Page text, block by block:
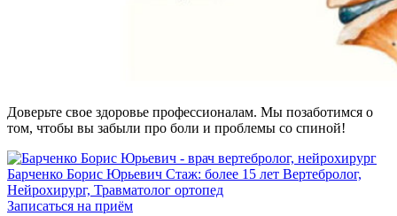
Доверьте свое здоровье профессионалам. Мы позаботимся о
том, чтобы вы забыли про боли и проблемы со спиной!
Барченко Борис Юрьевич Стаж: более 15 лет Вертебролог,
Нейрохирург, Травматолог ортопед
Записаться на приём